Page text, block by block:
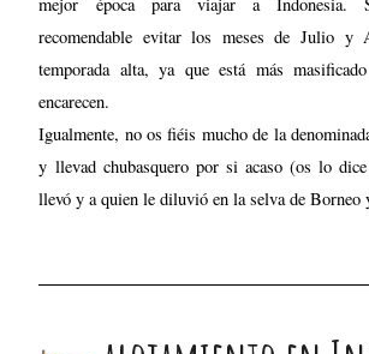
alojamiento en
A la hora de buscar alojamiento en
utilizamosBooking.com. La oferta es muy
hora. Si volviéramos, lo cierto es que